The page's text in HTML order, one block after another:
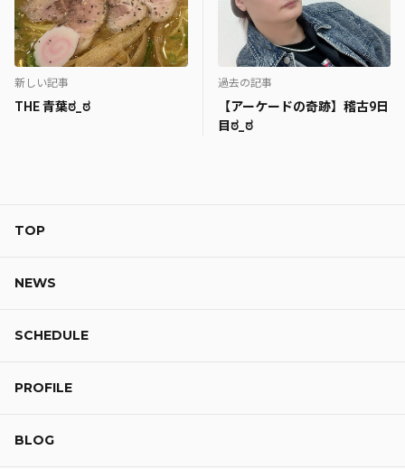
新しい記事
THE 青葉ಠ_ಠ
過去の記事
【アーケードの奇跡】稽古9日
目ಠ_ಠ
TOP
NEWS
SCHEDULE
PROFILE
BLOG